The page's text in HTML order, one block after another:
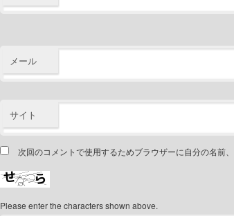
メール
サイト
次回のコメントで使用するためブラウザーに自分の名前
Please enter the characters shown above.